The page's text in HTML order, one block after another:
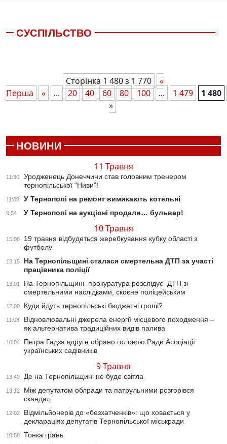
СУСПІЛЬСТВО
Сторінка 1 480 з 1 770
«
Перша
« ... 20 40 60 80 100 ... 1 479
1 480
»
НОВИНИ
11 Травня
11:30
Уродженець Донеччини став головним тренером
тернопільської “Ниви”!
11:00 У Тернополі на ремонт вимикають котельні
9:54 У Тернополі на аукціоні продали… бульвар!
10 Травня
15:08
19 травня відбудеться жеребкування кубку області з
футболу
13:15
На Тернопільщині сталася смертельна ДТП за участі
працівника поліції
13:01
На Тернопільщині прокуратура розслідує ДТП зі
смертельними наслідками, скоєне поліцейським
12:00 Куди йдуть тернопільські бюджетні гроші?
11:08
Відновлювальні джерела енергії місцевого походження –
як альтернатива традиційних видів палива
10:04
Петра Гадза вдруге обрано головою Ради Асоціації
українських садівників
9 Травня
13:40 Де на Тернопільщині не буде світла
13:12
Між депутатом облради та патрульними розгорівся
скандал
12:02
Відмільйонерів до «безхатченків»: що ховається у
деклараціях депутатів Тернопільської міськради
10:58 Тонка грань